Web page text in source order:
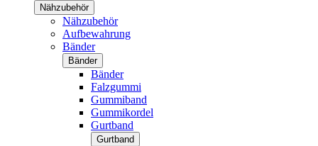
Nähzubehör
Nähzubehör
Aufbewahrung
Bänder
Bänder
Bänder
Falzgummi
Gummiband
Gummikordel
Gurtband
Gurtband